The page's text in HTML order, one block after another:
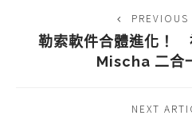
PREVIOUS
勒索軟件合體進化！
Mischa 二合
NEXT